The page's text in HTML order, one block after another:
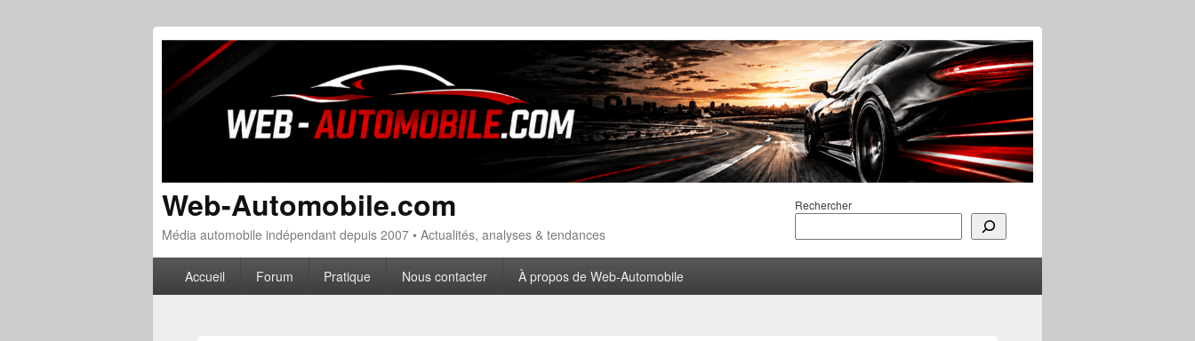
Rechercher
Web-Automobile.com
Média automobile indépendant depuis 2007 • Actualités, analyses & tendances
Menu principal
Aller au contenu principal
Aller au contenu secondaire
Accueil Forum Pratique Nous contacter À propos de Web-Automobile